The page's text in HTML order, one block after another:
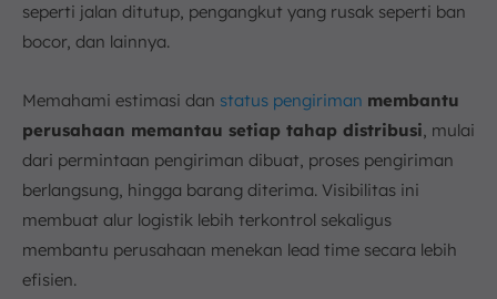
seperti jalan ditutup, pengangkut yang rusak seperti ban
bocor, dan lainnya.
Memahami estimasi dan status pengiriman membantu
perusahaan memantau setiap tahap distribusi, mulai
dari permintaan pengiriman dibuat, proses pengiriman
berlangsung, hingga barang diterima. Visibilitas ini
membuat alur logistik lebih terkontrol sekaligus
membantu perusahaan menekan lead time secara lebih
efisien.